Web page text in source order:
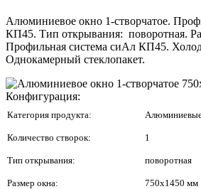
Алюминиевое окно 1-створчатое.
КП45. Тип открывания: поворотная.
Профильная система сиАл КП45.
Однокамерный стеклопакет.
Конфигурация:
Категория продукта:
Количество створок: 1
Тип открывания: поворотная
Размер окна: 750x1450 мм